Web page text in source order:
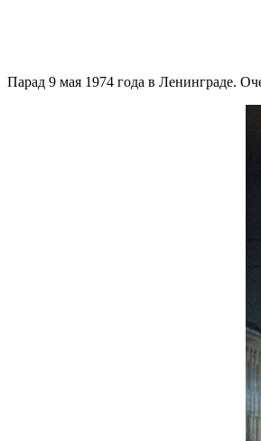
Парад 9 мая 1974 года в Ленинграде.